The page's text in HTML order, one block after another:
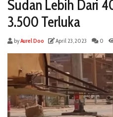
Sudan Lebih Dari
3.500 Terluka
byAurel Doo April 23, 2023 0